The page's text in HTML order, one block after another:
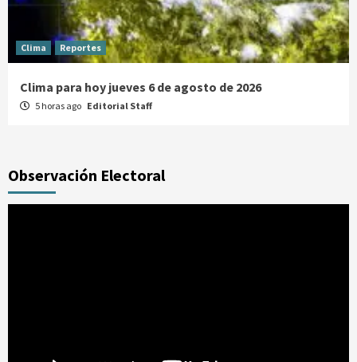
Clima Reportes
Clima para hoy jueves 6 de agosto de 2026
5 horas ago Editorial Staff
Observación Electoral